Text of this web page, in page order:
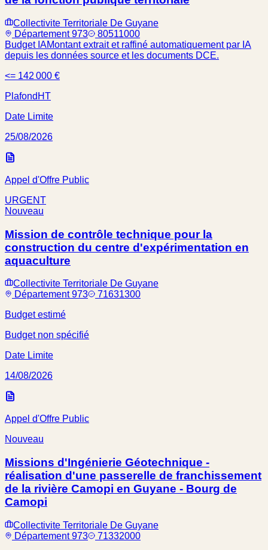
Collectivite Territoriale De Guyane
Département 973
80511000
Budget IAMontant extrait et raffiné automatiquement par IA
depuis les données source et les documents DCE.
<= 142 000 €
Plafond HT
Date Limite
25/08/2026
Appel d'Offre Public
URGENT
Nouveau
Mission de contrôle technique pour la
construction du centre d'expérimentation en
aquaculture
Collectivite Territoriale De Guyane
Département 973
71631300
Budget estimé
Budget non spécifié
Date Limite
14/08/2026
Appel d'Offre Public
Nouveau
Missions d'Ingénierie Géotechnique -
réalisation d'une passerelle de franchissement
de la rivière Camopi en Guyane - Bourg de
Camopi
Collectivite Territoriale De Guyane
Département 973
71332000